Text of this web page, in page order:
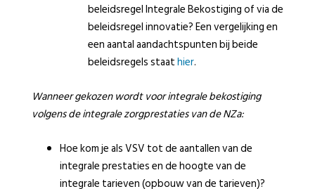
beleidsregel Integrale Bekostiging of via de
beleidsregel innovatie? Een vergelijking en
een aantal aandachtspunten bij beide
beleidsregels staathier.
Wanneer gekozen wordt voor integrale bekostiging
volgens de integrale zorgprestaties van de NZa:
Hoe kom je als VSV tot de aantallen van de
integrale prestaties en de hoogte van de
integrale tarieven (opbouw van de tarieven)?